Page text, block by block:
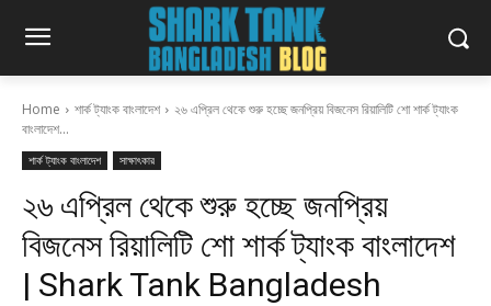
Home শার্ক ট্যাংক বাংলাদেশ
২৬ এপ্রিল থেকে শুরু হচ্ছে জনপ্রিয় বিজনেস রিয়ালিটি শো শার্ক ট্যাংক
বাংলাদেশ...
শার্ক ট্যাংক বাংলাদেশ সাক্ষাৎকার
২৬ এপ্রিল থেকে শুরু হচ্ছে জনপ্রিয়
বিজনেস রিয়ালিটি শো শার্ক ট্যাংক বাংলাদেশ
| Shark Tank Bangladesh